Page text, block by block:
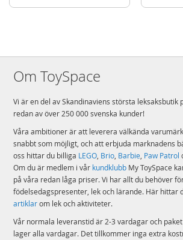
Om ToySpace
Vi är en del av Skandinaviens största leksaksbutik
redan av över 250 000 svenska kunder!
Våra ambitioner är att leverera välkända
snabbt som möjligt, och att erbjuda marknadens
oss hittar du billiga LEGO, Brio, Barbie, Paw Patrol
Om du är medlem i vår kundklubb My ToySpace
på våra redan låga priser. Vi har allt du behöver
födelsedagspresenter, lek och lärande. Här hittar
artiklarom lek och aktiviteter.
Vår normala leveranstid är 2-3 vardagar och
lager alla vardagar. Det tillkommer inga extra